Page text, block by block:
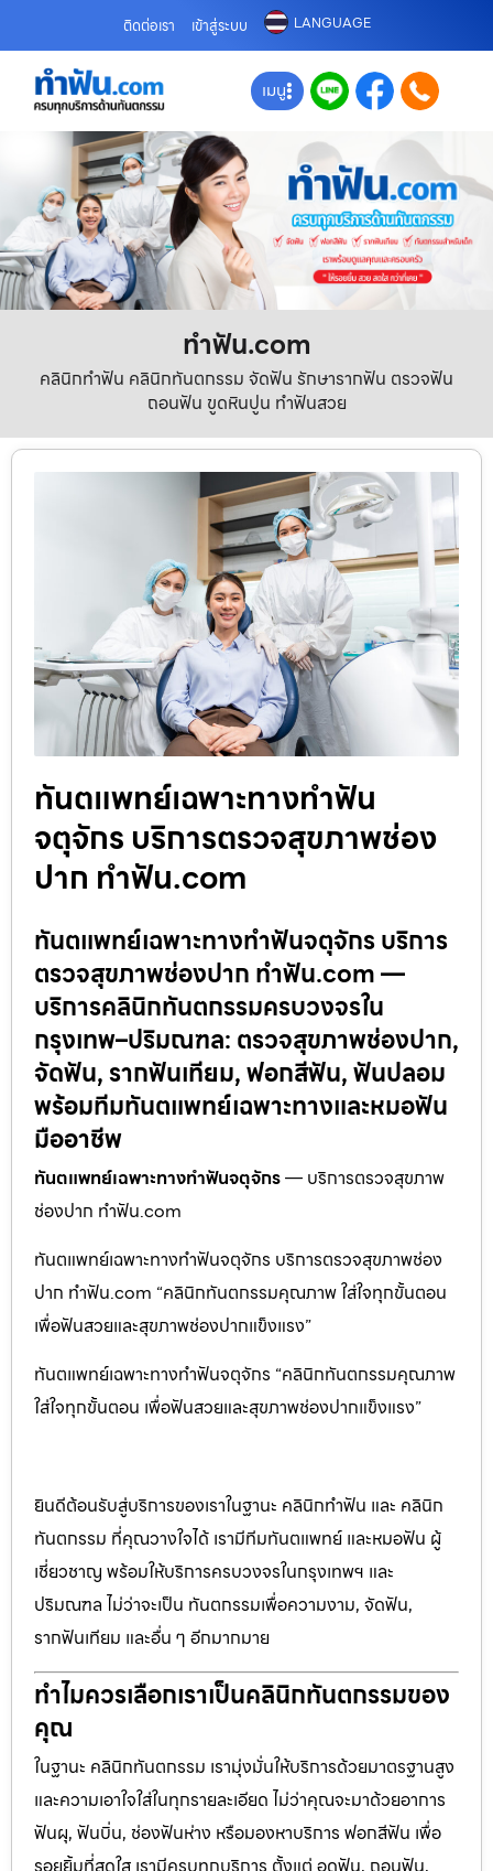
ติดต่อเรา เข้าสู่ระบบ LANGUAGE
เมนู
ทําฟัน.com
คลินิกทำฟัน คลินิกทันตกรรม จัดฟัน รักษารากฟัน ตรวจฟัน
ถอนฟัน ขูดหินปูน ทำฟันสวย
ทันตแพทย์เฉพาะทางทำฟัน
จตุจักร บริการตรวจสุขภาพช่อง
ปาก ทำฟัน.com
ทันตแพทย์เฉพาะทางทำฟันจตุจักร บริการ
ตรวจสุขภาพช่องปาก ทำฟัน.com —
บริการคลินิกทันตกรรมครบวงจรใน
กรุงเทพ–ปริมณฑล: ตรวจสุขภาพช่องปาก,
จัดฟัน, รากฟันเทียม, ฟอกสีฟัน, ฟันปลอม
พร้อมทีมทันตแพทย์เฉพาะทางและหมอฟัน
มืออาชีพ
ทันตแพทย์เฉพาะทางทำฟันจตุจักร— บริการตรวจสุขภาพ
ช่องปาก ทำฟัน.com
ทันตแพทย์เฉพาะทางทำฟันจตุจักร บริการตรวจสุขภาพช่อง
ปาก ทำฟัน.com “คลินิกทันตกรรมคุณภาพ ใส่ใจทุกขั้นตอน
เพื่อฟันสวยและสุขภาพช่องปากแข็งแรง”
ทันตแพทย์เฉพาะทางทำฟันจตุจักร “คลินิกทันตกรรมคุณภาพ
ใส่ใจทุกขั้นตอน เพื่อฟันสวยและสุขภาพช่องปากแข็งแรง”
ยินดีต้อนรับสู่บริการของเราในฐานะ คลินิกทำฟัน และ คลินิก
ทันตกรรม ที่คุณวางใจได้ เรามีทีมทันตแพทย์ และหมอฟัน ผู้
เชี่ยวชาญ พร้อมให้บริการครบวงจรในกรุงเทพฯ และ
ปริมณฑล ไม่ว่าจะเป็น ทันตกรรมเพื่อความงาม, จัดฟัน,
รากฟันเทียม และอื่น ๆ อีกมากมาย
ทำไมควรเลือกเราเป็นคลินิกทันตกรรมของ
คุณ
ในฐานะ คลินิกทันตกรรม เรามุ่งมั่นให้บริการด้วยมาตรฐานสูง
และความเอาใจใส่ในทุกรายละเอียด ไม่ว่าคุณจะมาด้วยอาการ
ฟันผุ, ฟันบิ่น, ช่องฟันห่าง หรือมองหาบริการ ฟอกสีฟัน เพื่อ